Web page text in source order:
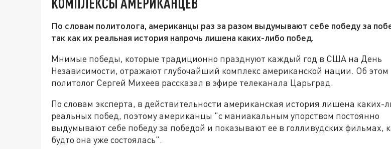
По словам политолога, американцы раз за разом выдумывают себе победу за
так как их реальная история напрочь лишена каких-либо побед.
Мнимые победы, которые традиционно празднуют каждый год в США на День
Независимости, отражают глубочайший комплекс американской нации. Об этом
политолог Сергей Михеев рассказал в эфире телеканала Царьград.
По словам эксперта, в действительности американская история лишена каких-
реальных побед, поэтому американцы "с маниакальным упорством постоянно
выдумывают себе победу за победой и показывают ее в голливудских фильмах,
будто она уже состоялась".